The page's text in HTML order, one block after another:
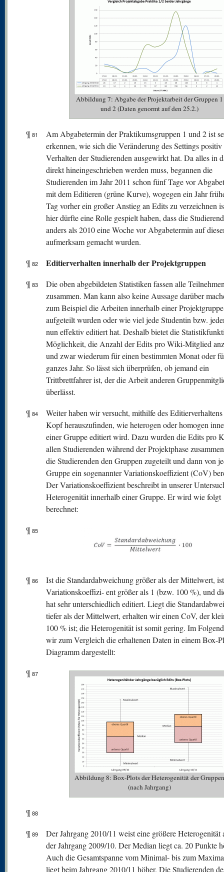
Abbildung 7: Abgabe der Projektarbeit der Gruppen 1
und 2 (Daten genormt auf den 25.2.)
¶ 81
Am Abgabetermin der Praktikumsgruppen 1 und 2 ist
erkennen, wie sich die Veränderung des Settings positiv
Verhalten der Studierenden ausgewirkt hat. Da alles in
direkt hineingeschrieben werden muss, begannen die
Studierenden im Jahr 2011 schon fünf Tage vor
mit dem Editieren (grüne Kurve), wogegen ein Jahr
Tag vorher ein großer Anstieg an Edits zu verzeichnen
hier dürfte eine Rolle gespielt haben, dass die
anders als 2010 eine Woche vor Abgabetermin auf
aufmerksam gemacht wurden.
¶ 82 Editierverhalten innerhalb der Projektgruppen
¶ 83
Die oben abgebildeten Statistiken fassen alle
zusammen. Man kann also keine Aussage darüber
zum Beispiel die Arbeiten innerhalb einer Projektgruppe
aufgeteilt wurden oder wie viel jede Studentin bzw.
nun effektiv editiert hat. Deshalb bietet die
Möglichkeit, die Anzahl der Edits pro Wiki-Mitglied
und zwar wiederum für einen bestimmten Monat oder
ganzes Jahr. So lässt sich überprüfen, ob jemand ein
Trittbrettfahrer ist, der die Arbeit anderen
überlässt.
¶ 84
Weiter haben wir versucht, mithilfe des
Kopf herauszufinden, wie heterogen oder homogen
einer Gruppe editiert wird. Dazu wurden die Edits pro
allen Studierenden während der Projektphase
die Studierenden den Gruppen zugeteilt und dann von
Gruppe ein sogenannter Variationskoeffizient (CoV)
Der Variationskoeffizient beschreibt in unserer
Heterogenität innerhalb einer Gruppe. Er wird wie folgt
berechnet:
¶ 85
¶ 86
Ist die Standardabweichung größer als der Mittelwert,
Variationskoeffizi- ent größer als 1 (bzw. 100 %), und
hat sehr unterschiedlich editiert. Liegt die
tiefer als der Mittelwert, erhalten wir einen CoV, der
100 % ist; die Heterogenität ist somit gering. Im
wir zum Vergleich die erhaltenen Daten in einem Box-
Diagramm dargestellt:
¶ 87
Abbildung 8: Box-Plots der Heterogenität der Gruppen
(nach Jahrgang)
¶ 88
¶ 89
Der Jahrgang 2010/11 weist eine größere Heterogenität
der Jahrgang 2009/10. Der Median liegt ca. 20 Punkte
Auch die Gesamtspanne vom Minimal- bis zum
liegt beim Jahrgang 2010/11 höher. Die Studierenden